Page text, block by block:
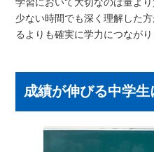
少ない時間でも深く理解した
るよりも確実に学力につながり
成績が伸びる中学